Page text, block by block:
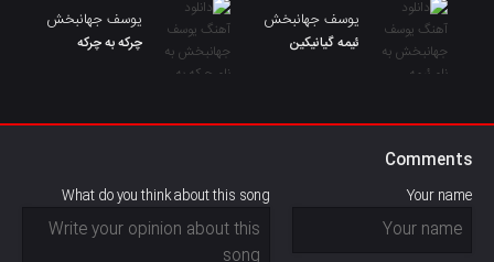
یوسف جهانبخش
ئیمە گیانیکین
یوسف جهانبخش
چرکه به چرکه
Comments
Your name
What do you think about this song